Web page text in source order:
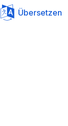
Übersetzen